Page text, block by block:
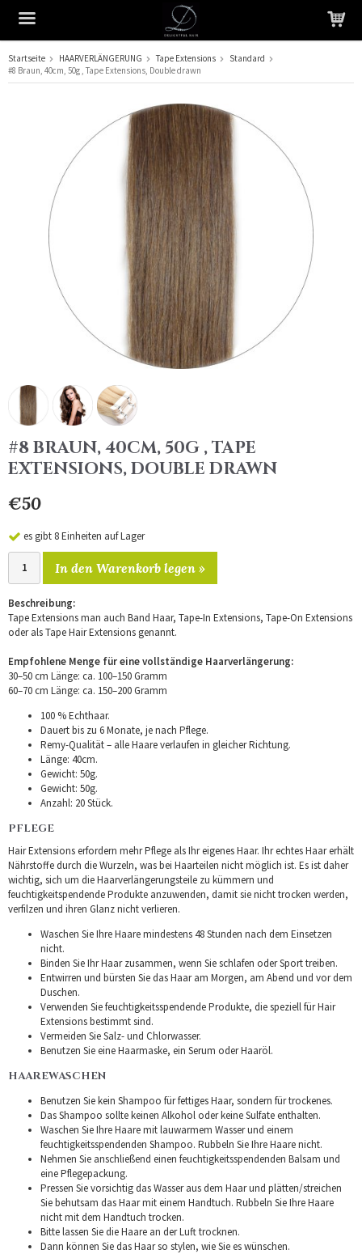
Das Produkt wurde in Ihren Warenkorb gelegt
Startseite HAARVERLÄNGERUNG Tape Extensions
Standard
#8 Braun, 40cm, 50g , Tape Extensions, Double drawn
#8 BRAUN, 40CM, 50G , TAPE
EXTENSIONS, DOUBLE DRAWN
€50
es gibt 8 Einheiten auf Lager
In den Warenkorb legen »
Beschreibung:
Tape Extensions man auch Band Haar, Tape-In Extensions, Tape-On Extensions
oder als Tape Hair Extensions genannt.
Empfohlene Menge für eine vollständige Haarverlängerung:
30–50 cm Länge: ca. 100–150 Gramm
60–70 cm Länge: ca. 150–200 Gramm
100 % Echthaar.
Dauert bis zu 6 Monate, je nach Pflege.
Remy-Qualität – alle Haare verlaufen in gleicher Richtung.
Länge: 40cm.
Gewicht: 50g.
Gewicht: 50g.
Anzahl: 20 Stück.
PFLEGE
Hair Extensions erfordern mehr Pflege als Ihr eigenes Haar. Ihr echtes Haar erhält
Nährstoffe durch die Wurzeln, was bei Haarteilen nicht möglich ist. Es ist daher
wichtig, sich um die Haarverlängerungsteile zu kümmern und
feuchtigkeitspendende Produkte anzuwenden, damit sie nicht trocken werden,
verfilzen und ihren Glanz nicht verlieren.
Waschen Sie Ihre Haare mindestens 48 Stunden nach dem Einsetzen
nicht.
Binden Sie Ihr Haar zusammen, wenn Sie schlafen oder Sport treiben.
Entwirren und bürsten Sie das Haar am Morgen, am Abend und vor dem
Duschen.
Verwenden Sie feuchtigkeitsspendende Produkte, die speziell für Hair
Extensions bestimmt sind.
Vermeiden Sie Salz- und Chlorwasser.
Benutzen Sie eine Haarmaske, ein Serum oder Haaröl.
HAAREWASCHEN
Benutzen Sie kein Shampoo für fettiges Haar, sondern für trockenes.
Das Shampoo sollte keinen Alkohol oder keine Sulfate enthalten.
Waschen Sie Ihre Haare mit lauwarmem Wasser und einem
feuchtigkeitsspendenden Shampoo. Rubbeln Sie Ihre Haare nicht.
Nehmen Sie anschließend einen feuchtigkeitsspendenden Balsam und
eine Pflegepackung.
Pressen Sie vorsichtig das Wasser aus dem Haar und plätten/streichen
Sie behutsam das Haar mit einem Handtuch. Rubbeln Sie Ihre Haare
nicht mit dem Handtuch trocken.
Bitte lassen Sie die Haare an der Luft trocknen.
Dann können Sie das Haar so stylen, wie Sie es wünschen.